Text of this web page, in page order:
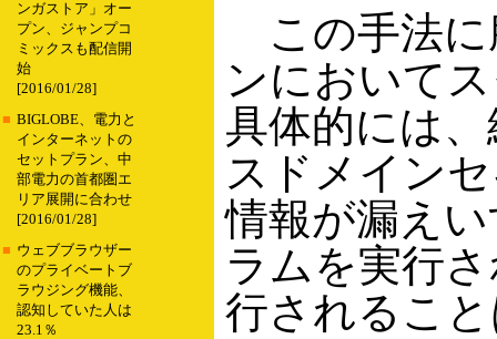
ンガストア」オー
プン、ジャンプコ
ミックスも配信開
始
[2016/01/28]
■ BIGLOBE、電力と
インターネットの
セットプラン、中
部電力の首都圏エ
リア展開に合わせ
[2016/01/28]
■ ウェブブラウザー
のプライベートブ
ラウジング機能、
認知していた人は
23.1％
この手法に
ンにおいて
具体的には
スドメイン
情報が漏え
ラムを実行
行されるこ